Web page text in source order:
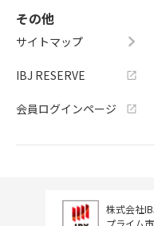
その他
サイトマップ
IBJ RESERVE
会員ログインページ
株式会社
プライム